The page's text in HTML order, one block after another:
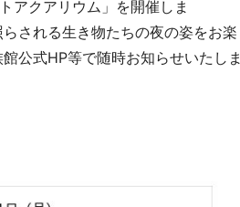
アクアリウム」を開催しま
れる生き物たちの夜の姿をお楽
公式HP等で随時お知らせいたしま